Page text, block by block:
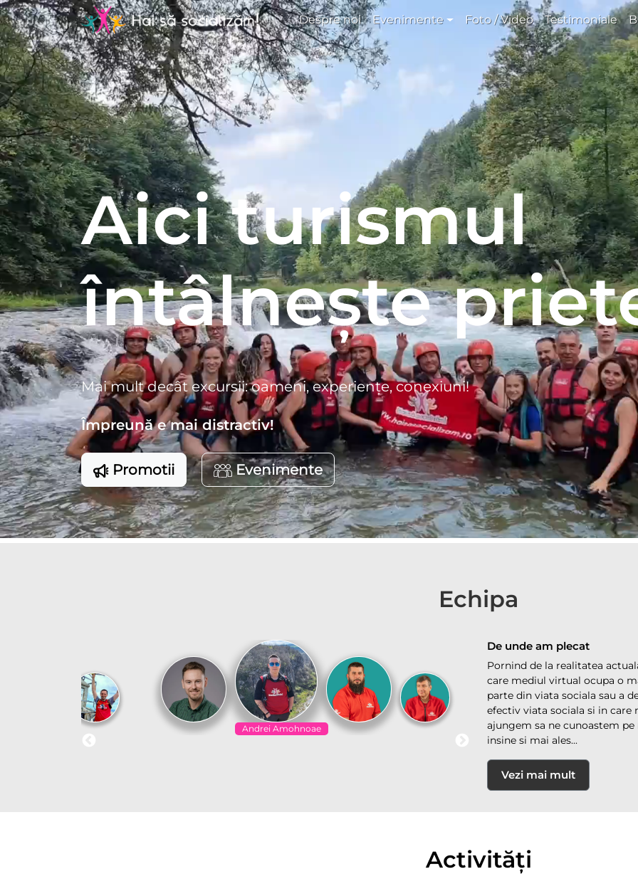
Despre noi Evenimente Foto / Video Testimoniale
Aici turismul
întâlnește
Mai mult decât excursii: oameni, experiențe, conexiuni!
Împreună e mai distractiv!
Promotii Evenimente
Echipa
Andrei Amohnoae
De unde am plecat
Pornind de la realitatea
care mediul virtual ocupa o
parte din viata sociala sau a
efectiv viata sociala si in care
ajungem sa ne cunoastem pe
insine si mai ales...
Vezi mai mult
Activități